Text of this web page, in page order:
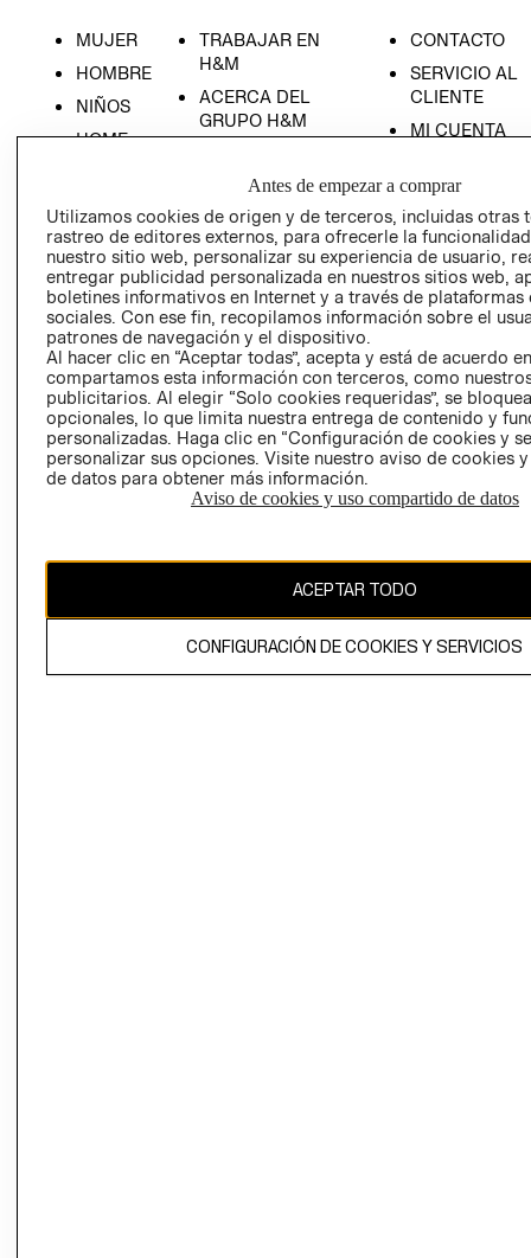
MUJER
HOMBRE
NIÑOS
HOME
TRABAJAR EN
H&M
ACERCA DEL
GRUPO H&M
SOCIAL
PRENSA
RELACIÓN CON
INVERSIONISTAS
POLÍTICA
EMPRESARIAL
CONTACTO
SERVICIO AL
CLIENTE
MI CUENTA
TIENDAS
- RETIRO EN
TIENDA
TÉRMINOS Y
CONDICIONES
AVISO DE
PRIVACIDAD
GIFT CARD
AVISO DE
COOKIES
CAMBIAR REGIÓN
Antes de empezar a comprar
Utilizamos cookies de origen y de terceros, incluidas otras
rastreo de editores externos, para ofrecerle la
nuestro sitio web, personalizar su experiencia de usuario,
entregar publicidad personalizada en nuestros sitios web,
boletines informativos en Internet y a través de plataformas
sociales. Con ese fin, recopilamos información sobre el
patrones de navegación y el dispositivo.
Al hacer clic en “Aceptar todas”, acepta y está de acuerdo
compartamos esta información con terceros, como
publicitarios. Al elegir “Solo cookies requeridas”, se
opcionales, lo que limita nuestra entrega de contenido y
personalizadas. Haga clic en “Configuración de cookies y
personalizar sus opciones. Visite nuestro aviso de cookies
de datos para obtener más información.
Aviso de cookies y uso compartido de datos
ACEPTAR TODO
CONFIGURACIÓN DE COOKIES Y SERVICIOS